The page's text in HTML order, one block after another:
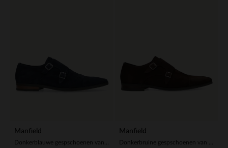
Manfield Manfield